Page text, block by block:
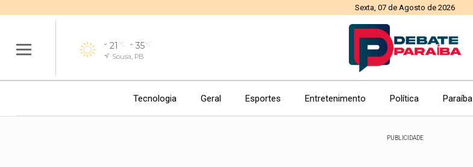
Sexta, 07 de Agosto de 2026
21 °C 35°C
Sousa, PB
Tecnologia Geral Esportes Entretenimento Política Paraíba
PUBLICIDADE